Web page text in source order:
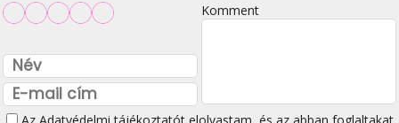
Komment
Az Adatvédelmi tájékoztatótelolvastam, és az abban foglaltakat